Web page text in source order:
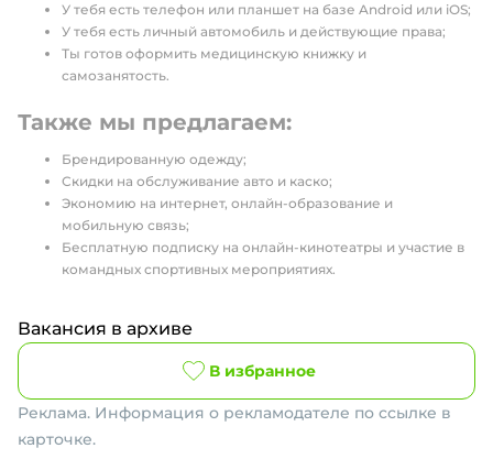
У тебя есть телефон или планшет на базе Android или iOS;
У тебя есть личный автомобиль и действующие права;
Ты готов оформить медицинскую книжку и
самозанятость.
Также мы предлагаем:
Брендированную одежду;
Скидки на обслуживание авто и каско;
Экономию на интернет, онлайн-образование и
мобильную связь;
Бесплатную подписку на онлайн-кинотеатры и участие в
командных спортивных мероприятиях.
Вакансия в архиве
В избранное
Реклама. Информация о рекламодателе по ссылке в
карточке.